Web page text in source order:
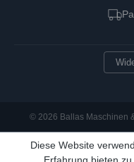
© 2026 Ballas Maschinen
Diese Website